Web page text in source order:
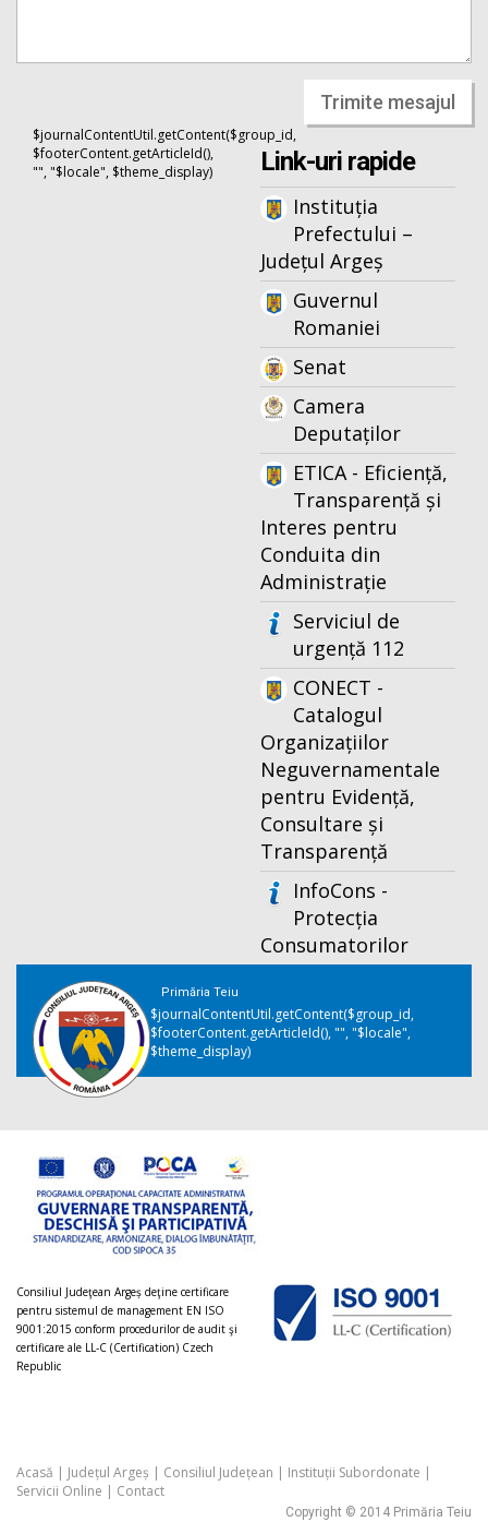
Trimite mesajul
$journalContentUtil.getContent($group_id,
$footerContent.getArticleId(),
"", "$locale", $theme_display)
Link-uri rapide
Instituția
Prefectului –
Județul Argeș
Guvernul
Romaniei
Senat
Camera
Deputaților
ETICA - Eficiență,
Transparență și
Interes pentru
Conduita din
Administrație
Serviciul de
urgență 112
CONECT -
Catalogul
Organizațiilor
Neguvernamentale
pentru Evidență,
Consultare și
Transparență
InfoCons -
Protecția
Consumatorilor
Primăria Teiu
$journalContentUtil.getContent($group_id,
$footerContent.getArticleId(), "", "$locale",
$theme_display)
Consiliul Judeţean Argeș deţine certificare
pentru sistemul de management EN ISO
9001:2015 conform procedurilor de audit şi
certificare ale LL-C (Certification) Czech
Republic
Acasă | Județul Argeș | Consiliul Județean | Instituții Subordonate |
Servicii Online | Contact
Copyright © 2014 Primăria Teiu